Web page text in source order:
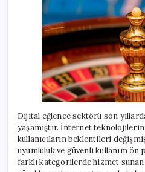
Dijital eğlence sektörü son
yaşamıştır. İnternet
kullanıcıların beklentileri
uyumluluk ve güvenli kullanım ön
farklı kategorilerde hizmet